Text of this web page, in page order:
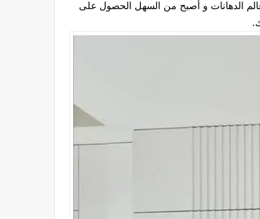
عالم الدهانات و أصبح من السهل الحصول على